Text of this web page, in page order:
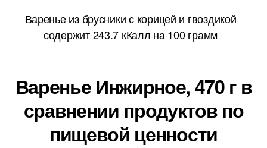
Варенье из брусники с корицей и гвоздикой
содержит 243.7 кКалл на 100 грамм
Варенье Инжирное, 470 г в
сравнении продуктов по
пищевой ценности